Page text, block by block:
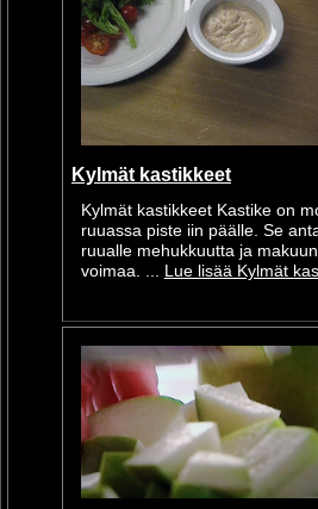
Kylmät kastikkeet
Kylmät kastikkeet Kastike on
ruuassa piste iin päälle. Se
ruualle mehukkuutta ja makuun
voimaa. ... Lue lisää Kylmät